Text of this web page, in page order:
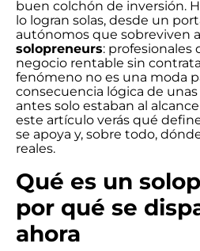
buen colchón de inversión.
lo logran solas, desde un
autónomos que sobreviven
solopreneurs: profesionales
negocio rentable sin
fenómeno no es una moda
consecuencia lógica de
antes solo estaban al
este artículo verás qué
se apoya y, sobre todo,
reales.
Qué es un
por qué se
ahora